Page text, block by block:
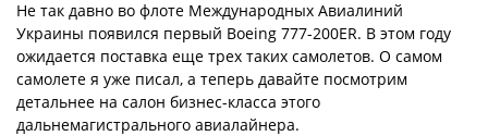
Не так давно во флоте Международных Авиалиний
Украины появился первый Boeing 777-200ER. В этом году
ожидается поставка еще трех таких самолетов. О самом
самолете я уже писал, а теперь давайте посмотрим
детальнее на салон бизнес-класса этого
дальнемагистрального авиалайнера.